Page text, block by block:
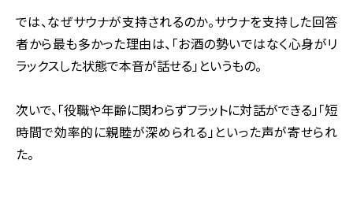
では、なぜサウナが支持されるのか。サウナを支持した回答
者から最も多かった理由は、「お酒の勢いではなく心身がリ
ラックスした状態で本音が話せる」というもの。
次いで、「役職や年齢に関わらずフラットに対話ができる」「短
時間で効率的に親睦が深められる」といった声が寄せられ
た。